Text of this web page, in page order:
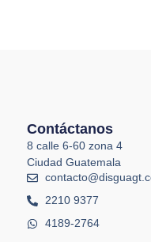
Contáctanos
8 calle 6-60 zona 4
Ciudad Guatemala
2210 9377
4189-2764